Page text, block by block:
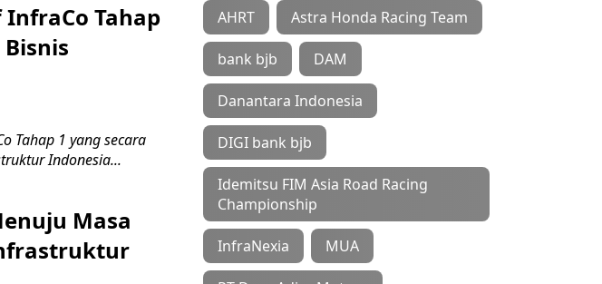
Tahap
Tahap 1 yang secara
Indonesia...
Masa
AHRT Astra Honda Racing Team
bank bjb DAM
Danantara Indonesia
DIGI bank bjb
Idemitsu FIM Asia Road Racing
Championship
InfraNexia MUA